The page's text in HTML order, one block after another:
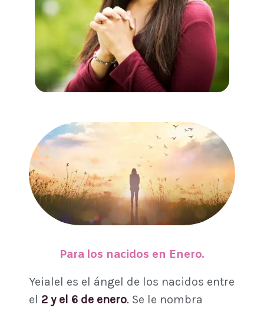
Para los nacidos en Enero.
Yeialel es el ángel de los nacidos entre
el 2 y el 6 de enero. Se le nombra